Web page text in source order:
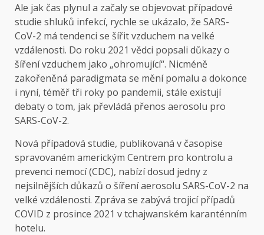
Ale jak čas plynul a začaly se objevovat případové
studie shluků infekcí, rychle se ukázalo, že SARS-
CoV-2 má tendenci se šířit vzduchem na velké
vzdálenosti. Do roku 2021 vědci popsali důkazy o
šíření vzduchem jako „ohromující“. Nicméně
zakořeněná paradigmata se mění pomalu a dokonce
i nyní, téměř tři roky po pandemii, stále existují
debaty o tom, jak převládá přenos aerosolu pro
SARS-CoV-2.
Nová případová studie, publikovaná v časopise
spravovaném americkým Centrem pro kontrolu a
prevenci nemocí (CDC), nabízí dosud jedny z
nejsilnějších důkazů o šíření aerosolu SARS-CoV-2 na
velké vzdálenosti. Zpráva se zabývá trojicí případů
COVID z prosince 2021 v tchajwanském karanténním
hotelu.